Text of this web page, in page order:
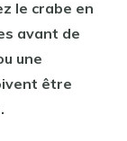
le crabe en
avant de
une
être